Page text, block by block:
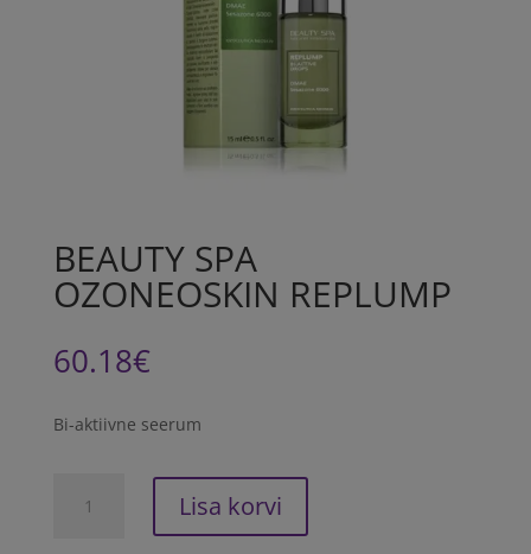
BEAUTY SPA
OZONEOSKIN REPLUMP
60.18€
Bi-aktiivne seerum
OZONEOSKIN
Lisa korvi